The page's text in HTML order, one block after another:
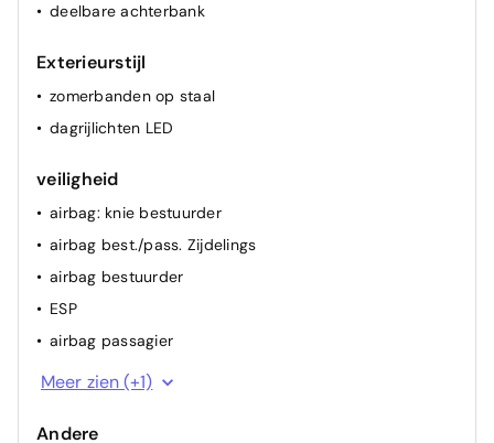
deelbare achterbank
Exterieurstijl
zomerbanden op staal
dagrijlichten LED
veiligheid
airbag: knie bestuurder
airbag best./pass. Zijdelings
airbag bestuurder
ESP
airbag passagier
ABS
Meer zien (+1)
Andere